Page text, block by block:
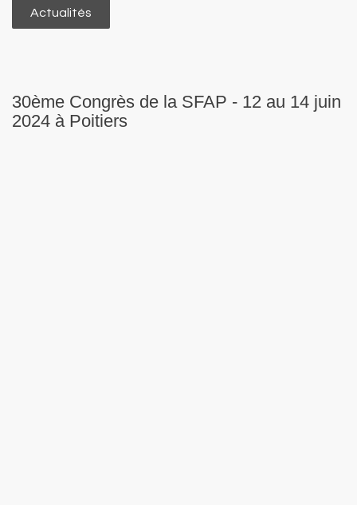
Actualités
30ème Congrès de la SFAP - 12 au 14 juin
2024 à Poitiers